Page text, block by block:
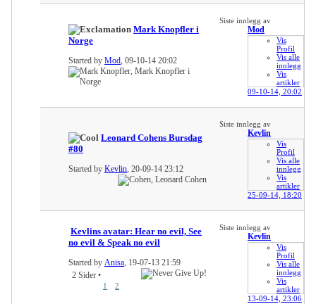
Mark Knopfler i
Norge
Started by Mod, 09-10-14 20:02
Siste innlegg av
Mod
Vis
Profil
Vis alle
innlegg
Vis
artikler
09-10-14, 20:02
Leonard Cohens Bursdag
#80
Started by Kevlin, 20-09-14 23:12
Siste innlegg av
Kevlin
Vis
Profil
Vis alle
innlegg
Vis
artikler
25-09-14, 18:20
Kevlins avatar: Hear no evil, See
no evil & Speak no evil
Started by Anisa, 19-07-13 21:59
2 Sider •
1 2
Siste innlegg av
Kevlin
Vis
Profil
Vis alle
innlegg
Vis
artikler
13-09-14, 23:06